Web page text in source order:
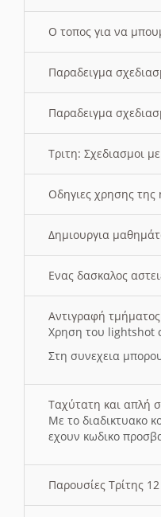
O τοπος για να
Παραδειγμα
Παραδειγμα
Τριτη: Σχεδιασμοι
Οδηγιες χρησης της
Δημιουργια
Ενας δασκαλος
Αντιγραφή
Χρηση του lightshot
Στη συνεχεια
Ταχύτατη και απλή
Με το διαδικτυακο
εχουν κωδικο
Παρουσίες Τρίτης